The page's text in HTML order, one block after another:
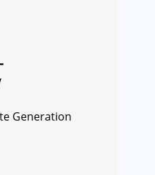
Generation